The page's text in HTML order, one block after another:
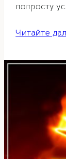
попросту
Читайте